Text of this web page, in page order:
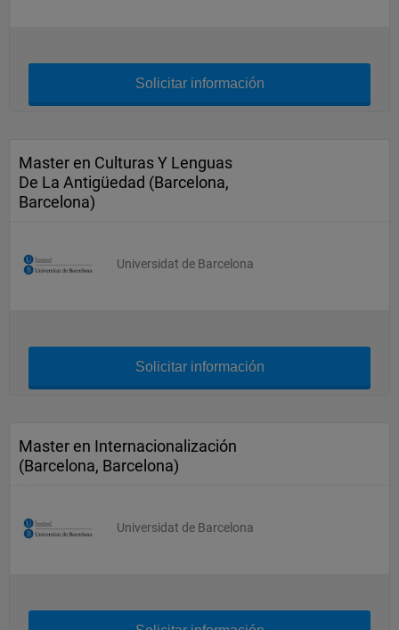
Solicitar información
Master en Culturas Y Lenguas
De La Antigüedad (Barcelona,
Barcelona)
Universidat de Barcelona
Solicitar información
Master en Internacionalización
(Barcelona, Barcelona)
Universidat de Barcelona